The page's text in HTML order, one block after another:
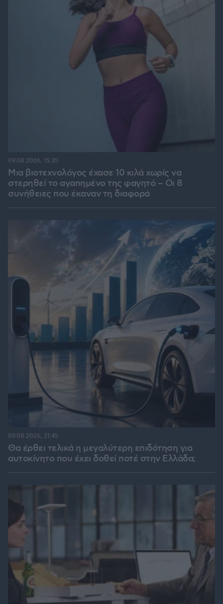
Μια βιοτεχνολόγος έχασε 10 κιλά χωρίς να
στερηθεί το αγαπημένο της φαγητό – Οι 8
συνήθειες που έκαναν τη διαφορά
09.08.2026, 15:35
Θα έρθει τελικά η μεγαλύτερη επιδότηση για
αυτοκίνητο που έχει δοθεί ποτέ στην Ελλάδα;
09.08.2026, 21:45